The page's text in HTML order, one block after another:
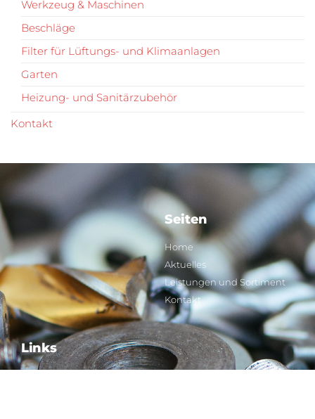
Werkzeug & Maschinen
Beschläge
Filter für Lüftungs- und Klimaanlagen
Garten
Heizung- und Sanitärzubehör
Kontakt
Seiten
Home
Aktuelles
Leistungen und Sortiment
Kontakt
Links